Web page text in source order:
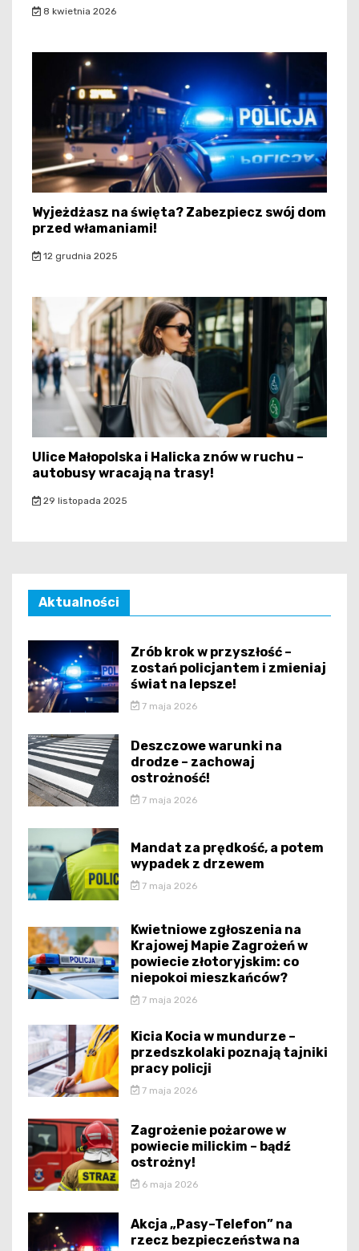
8 kwietnia 2026
Wyjeżdżasz na święta? Zabezpiecz swój dom
przed włamaniami!
12 grudnia 2025
Ulice Małopolska i Halicka znów w ruchu –
autobusy wracają na trasy!
29 listopada 2025
Aktualności
Zrób krok w przyszłość –
zostań policjantem i zmieniaj
świat na lepsze!
7 maja 2026
Deszczowe warunki na
drodze – zachowaj
ostrożność!
7 maja 2026
Mandat za prędkość, a potem
wypadek z drzewem
7 maja 2026
Kwietniowe zgłoszenia na
Krajowej Mapie Zagrożeń w
powiecie złotoryjskim: co
niepokoi mieszkańców?
7 maja 2026
Kicia Kocia w mundurze –
przedszkolaki poznają tajniki
pracy policji
7 maja 2026
Zagrożenie pożarowe w
powiecie milickim – bądź
ostrożny!
6 maja 2026
Akcja „Pasy–Telefon” na
rzecz bezpieczeństwa na